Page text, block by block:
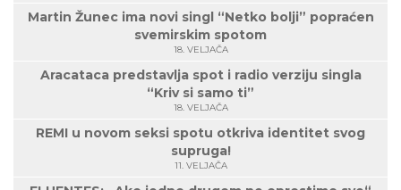
Martin Žunec ima novi singl “Netko bolji” popraćen
svemirskim spotom
18. VELJAČA
Aracataca predstavlja spot i radio verziju singla
“Kriv si samo ti”
18. VELJAČA
REMI u novom seksi spotu otkriva identitet svog
supruga!
11. VELJAČA